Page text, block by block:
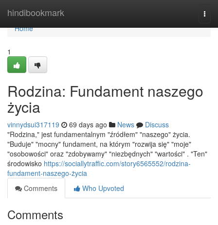
hindibookmark
Home
Home
1
Rodzina: Fundament naszego
życia
vinnydsui317119 69 days ago News
Discuss
"Rodzina," jest fundamentalnym "źródłem" "naszego" życia.
"Buduje" "mocny" fundament, na którym "rozwija się" "moje"
"osobowości" oraz "zdobywamy" "niezbędnych" "wartości" . "Ten"
środowisko https://sociallytraffic.com/story6565552/rodzina-
fundament-naszego-życia
Comments
Who Upvoted
Comments